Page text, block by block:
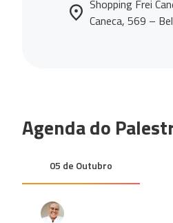
Shopping Frei
Caneca, 569 –
Agenda do
05 de Outubro